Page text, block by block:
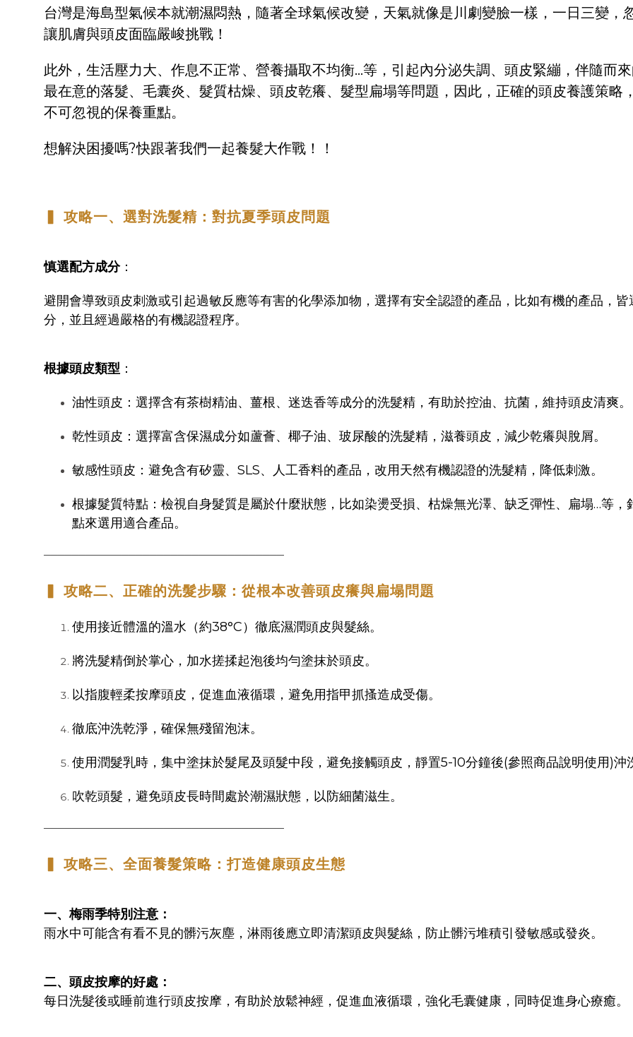
台灣是海島型氣候本就潮濕悶熱，隨著全球氣候改變，天氣就像是川劇變臉一樣，一日三變，
讓肌膚與頭皮面臨嚴峻挑戰！
此外，生活壓力大、作息不正常、營養攝取不均衡…等，引起內分泌失調、頭皮緊繃，伴隨而
最在意的落髮、毛囊炎、髮質枯燥、頭皮乾癢、髮型扁塌等問題，因此，正確的頭皮養護策略
不可忽視的保養重點。
想解決困擾嗎?快跟著我們一起養髮大作戰！！
▍ 攻略一、選對洗髮精：對抗夏季頭皮問題
慎選配方成分：
避開會導致頭皮刺激或引起過敏反應等有害的化學添加物，選擇有安全認證的產品，比如有機的產品，皆
分，並且經過嚴格的有機認證程序。
根據頭皮類型 ：
油性頭皮：選擇含有茶樹精油、薑根、迷迭香等成分的洗髮精，有助於控油、抗菌，維持頭皮清爽。
乾性頭皮：選擇富含保濕成分如蘆薈、椰子油、玻尿酸的洗髮精，滋養頭皮，減少乾癢與脫屑。
敏感性頭皮：避免含有矽靈、SLS、人工香料的產品，改用天然有機認證的洗髮精，降低刺激。
根據髮質特點：檢視自身髮質是屬於什麼狀態，比如染燙受損、枯燥無光澤、缺乏彈性、扁塌…等，
點來選用適合產品。
──────────────────────────────────
▍ 攻略二、正確的洗髮步驟：從根本改善頭皮癢與扁塌問題
使用接近體溫的溫水（約38°C）徹底濕潤頭皮與髮絲。
將洗髮精倒於掌心，加水搓揉起泡後均勻塗抹於頭皮。
以指腹輕柔按摩頭皮，促進血液循環，避免用指甲抓搔造成受傷。
徹底沖洗乾淨，確保無殘留泡沫。
使用潤髮乳時，集中塗抹於髮尾及頭髮中段，避免接觸頭皮，靜置5-10分鐘後(參照商品說明使用)沖
吹乾頭髮，避免頭皮長時間處於潮濕狀態，以防細菌滋生。
──────────────────────────────────
▍ 攻略三、全面養髮策略：打造健康頭皮生態
一、梅雨季特別注意：
雨水中可能含有看不見的髒污灰塵，淋雨後應立即清潔頭皮與髮絲，防止髒污堆積引發敏感或發炎。
二、頭皮按摩的好處：
每日洗髮後或睡前進行頭皮按摩，有助於放鬆神經，促進血液循環，強化毛囊健康，同時促進身心療癒。